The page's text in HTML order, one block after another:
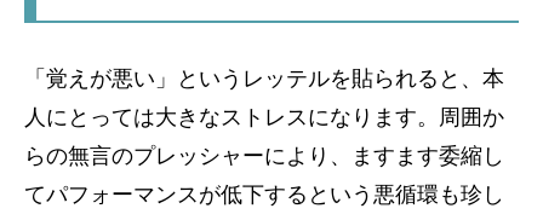
「覚えが悪い」というレッテルを貼られると、本
人にとっては大きなストレスになります。周囲か
らの無言のプレッシャーにより、ますます委縮し
てパフォーマンスが低下するという悪循環も珍し